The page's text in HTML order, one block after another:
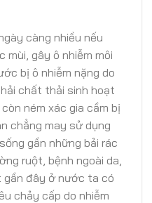
càng nhiều nếu
gây ô nhiễm môi
bị ô nhiễm nặng do
chất thải sinh hoạt
ném xác gia cầm bị
chẳng may sử dụng
gần những bải rác
ruột, bệnh ngoài da,
đây ở nước ta có
chảy cấp do nhiễm